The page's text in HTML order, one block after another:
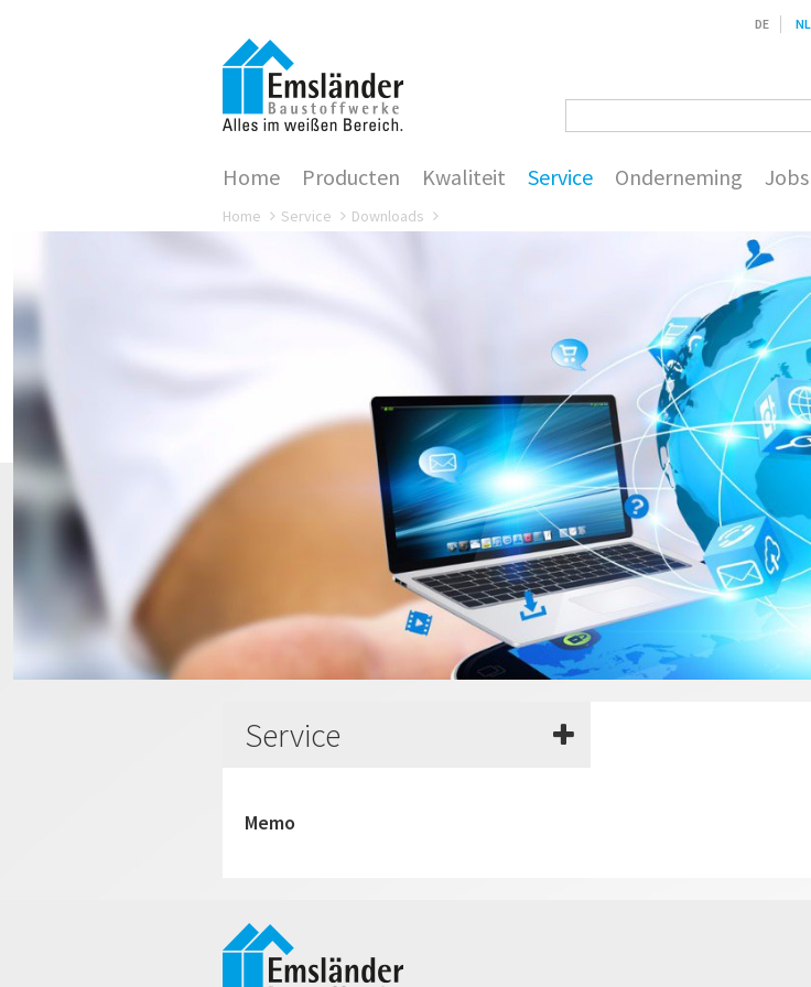
DE NL
Home Producten Kwaliteit Service Onderneming Jobs
Home Service Downloads
Service
Memo